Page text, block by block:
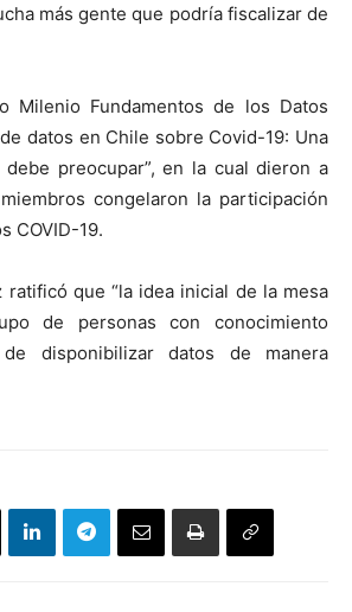
más gente que podría fiscalizar de
Milenio Fundamentos de los Datos
datos en Chile sobre Covid-19: Una
preocupar”, en la cual dieron a
congelaron la participación
COVID-19.
ratificó que “la idea inicial de la mesa
de personas con conocimiento
disponibilizar datos de manera